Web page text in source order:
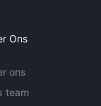
Ons
ons
team